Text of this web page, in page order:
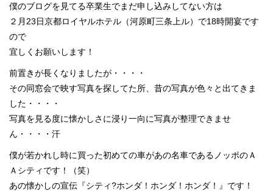
僕のブログを見てる卒業生でまだ申し込みしてない方は
２月23日京都ロイヤルホテル（河原町三条上ル）で18時開宴です
ので
宜しくお願いします！
前置きが長くなりましたが・・・・
その同窓会で映す写真を探してた所、昔の写真が色々と出てきま
した・・・・
写真を見る度に懐かしさに浸り一向に写真が整理できませ
ん・・・・汗
僕が若かれし時に買った初めての車があの名車であるノッポのＡ
Ａシティです！（笑）
あの懐かしの宣伝『シティ?ホンダ！ホンダ！ホンダ！』です！